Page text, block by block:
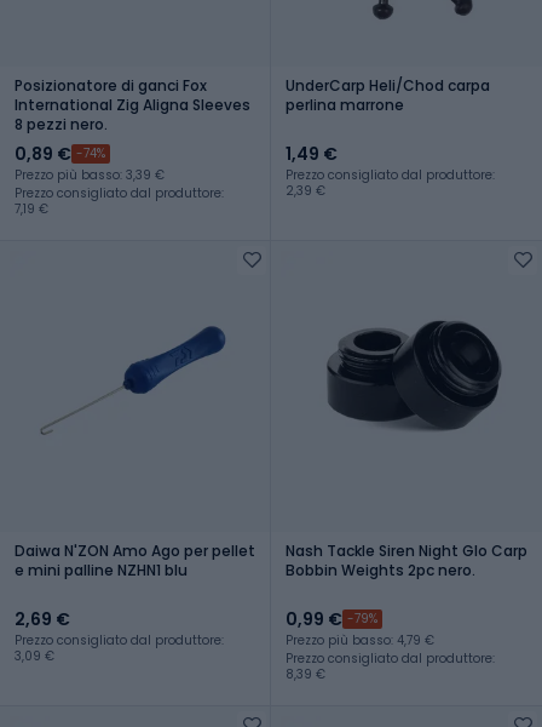
Posizionatore di ganci Fox
International Zig Aligna Sleeves
8 pezzi nero.
0,89 € -74%
Prezzo più basso: 3,39 €
Prezzo consigliato dal produttore:
7,19 €
UnderCarp Heli/Chod carpa
perlina marrone
1,49 €
Prezzo consigliato dal produttore:
2,39 €
Daiwa N'ZON Amo Ago per pellet
e mini palline NZHN1 blu
2,69 €
Prezzo consigliato dal produttore:
3,09 €
Nash Tackle Siren Night Glo Carp
Bobbin Weights 2pc nero.
0,99 € -79%
Prezzo più basso: 4,79 €
Prezzo consigliato dal produttore:
8,39 €